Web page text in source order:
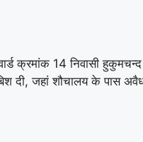
क्रमांक 14 निवासी हुकुमचन्द
दी, जहां शौचालय के पास